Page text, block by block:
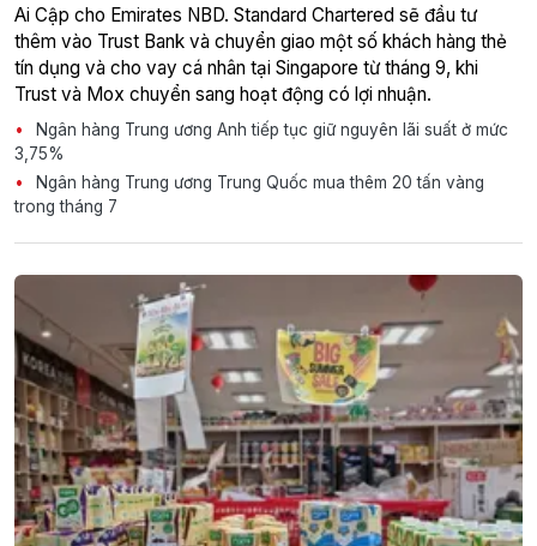
Ai Cập cho Emirates NBD. Standard Chartered sẽ đầu tư
thêm vào Trust Bank và chuyển giao một số khách hàng thẻ
tín dụng và cho vay cá nhân tại Singapore từ tháng 9, khi
Trust và Mox chuyển sang hoạt động có lợi nhuận.
Ngân hàng Trung ương Anh tiếp tục giữ nguyên lãi suất ở mức
3,75%
Ngân hàng Trung ương Trung Quốc mua thêm 20 tấn vàng
trong tháng 7